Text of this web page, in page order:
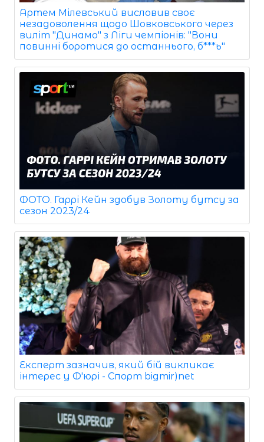
Артем Мілевський висловив своє
незадоволення щодо Шовковського через
виліт "Динамо" з Ліги чемпіонів: "Вони
повинні боротися до останнього, б***ь"
ФОТО. Гаррі Кейн здобув Золоту бутсу за
сезон 2023/24
Експерт зазначив, який бій викликає
інтерес у Ф'юрі - Спорт bigmir)net